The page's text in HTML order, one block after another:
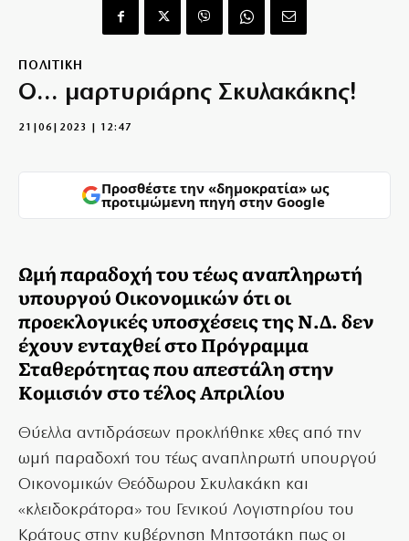
ΠΟΛΙΤΙΚΗ
Ο… μαρτυριάρης Σκυλακάκης!
21|06|2023 | 12:47
Προσθέστε την «δημοκρατία» ως
προτιμώμενη πηγή στην Google
Ωμή παραδοχή του τέως αναπληρωτή
υπουργού Οικονομικών ότι οι
προεκλογικές υποσχέσεις της Ν.Δ. δεν
έχουν ενταχθεί στο Πρόγραμμα
Σταθερότητας που απεστάλη στην
Κομισιόν στο τέλος Απριλίου
Θύελλα αντιδράσεων προκλήθηκε χθες από την
ωμή παραδοχή του τέως αναπληρωτή υπουργού
Οικονομικών Θεόδωρου Σκυλακάκη και
«κλειδοκράτορα» του Γενικού Λογιστηρίου του
Κράτους στην κυβέρνηση Μητσοτάκη πως οι